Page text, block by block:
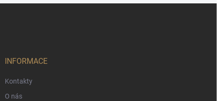
INFORMACE
Kontakty
O nás